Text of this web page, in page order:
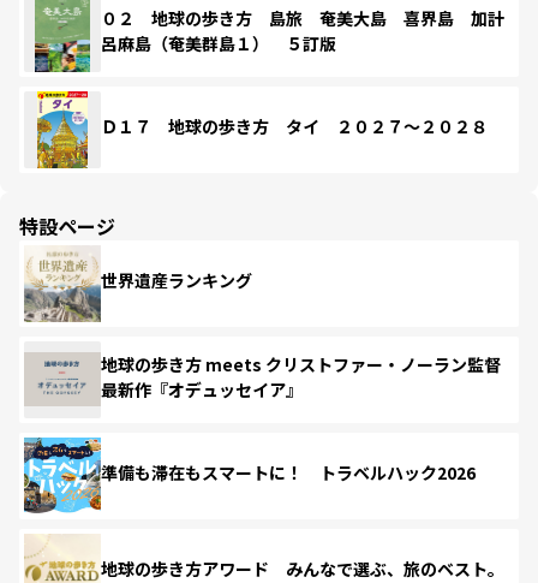
０２ 地球の歩き方 島旅 奄美大島 喜界島 加計
呂麻島（奄美群島１） ５訂版
Ｄ１７ 地球の歩き方 タイ ２０２７～２０２８
特設ページ
世界遺産ランキング
地球の歩き方 meets クリストファー・ノーラン監督
最新作『オデュッセイア』
準備も滞在もスマートに！ トラベルハック2026
地球の歩き方アワード みんなで選ぶ、旅のベスト。